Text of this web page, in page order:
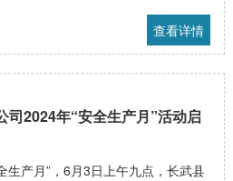
查看详情
司2024年“安全生产月”活动启
生产月”，6月3日上午九点，长武县